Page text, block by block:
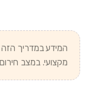
המידע במדריך הזה
מקצועי. במצב חירום פנו ל-101